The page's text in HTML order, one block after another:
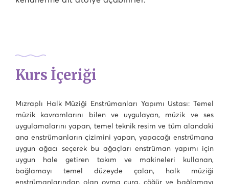
Kurs İçeriği
Mızraplı Halk Müziği Enstrümanları Yapımı Ustası: Temel
müzik kavramlarını bilen ve uygulayan, müzik ve ses
uygulamalarını yapan, temel teknik resim ve tüm alandaki
ana enstrümanların çizimini yapan, yapacağı enstrümana
uygun ağacı seçerek bu ağaçları enstrüman yapımı için
uygun hale getiren takım ve makineleri kullanan,
bağlamayı temel düzeyde çalan, halk müziği
enstrümanlarından olan oyma cura, çöğür ve bağlamayı